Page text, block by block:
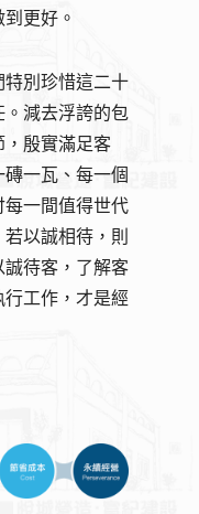
更好。
別珍惜這二十
減去浮誇的包
殷實滿足客
一瓦、每一個
一間值得世代
以誠相待，則
待客，了解客
工作，才是經